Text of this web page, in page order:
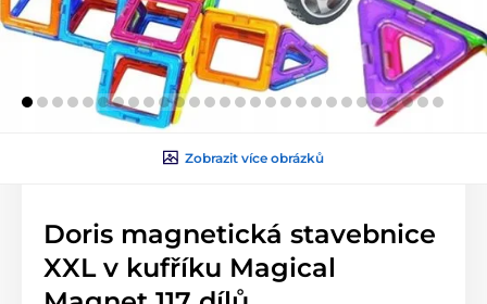
Zobrazit více obrázků
Doris magnetická stavebnice
XXL v kufříku Magical